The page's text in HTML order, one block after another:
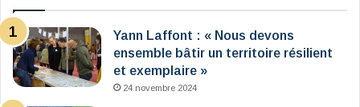
Yann Laffont : « Nous devons
ensemble bâtir un territoire résilient
et exemplaire »
24 novembre 2024